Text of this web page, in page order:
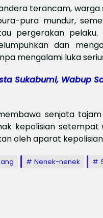
terancam,
pura mundur,
pergerakan
dan
mengalami luka
Sukabumi, Wabup
senjata
kepolisian setempat
oleh aparat
Nenek-nenek